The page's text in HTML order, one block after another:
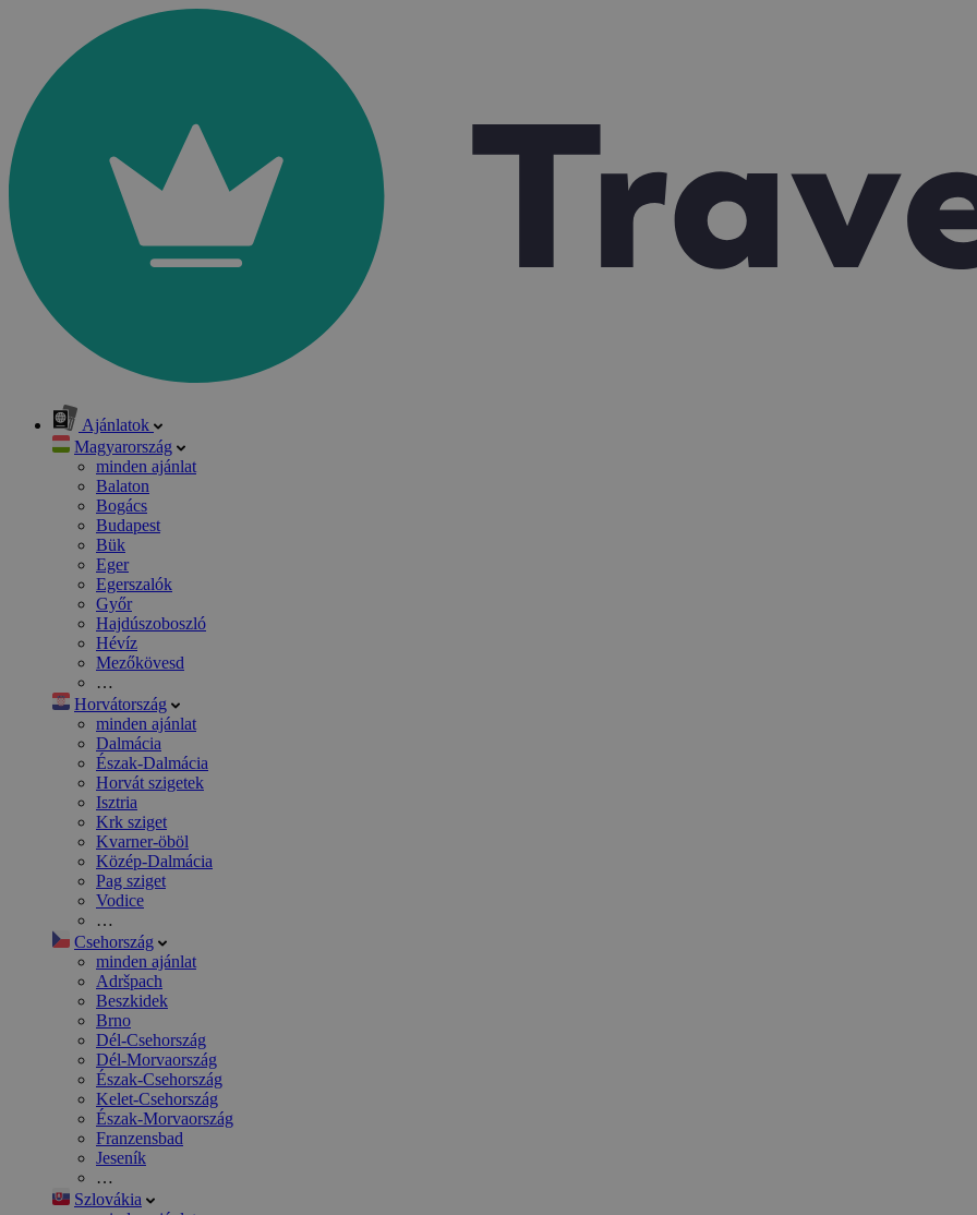
Ajánlatok
Magyarország
minden ajánlat
Balaton
Bogács
Budapest
Bük
Eger
Egerszalók
Győr
Hajdúszoboszló
Hévíz
Mezőkövesd
…
Horvátország
minden ajánlat
Dalmácia
Észak-Dalmácia
Horvát szigetek
Isztria
Krk sziget
Kvarner-öböl
Közép-Dalmácia
Pag sziget
Vodice
…
Csehország
minden ajánlat
Adršpach
Beszkidek
Brno
Dél-Csehország
Dél-Morvaország
Észak-Csehország
Kelet-Csehország
Észak-Morvaország
Franzensbad
Jeseník
…
Szlovákia